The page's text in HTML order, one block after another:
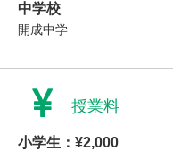
中学校
開成中学
授業料
小学生：¥2,000